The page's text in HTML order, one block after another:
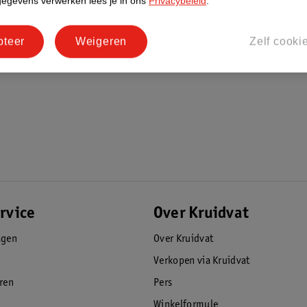
door een vrouwelijke gynaecoloog en
Over Kruidvat
Over Kruidvat
Verkopen via Kruidvat
Pers
Zelf
Weigeren